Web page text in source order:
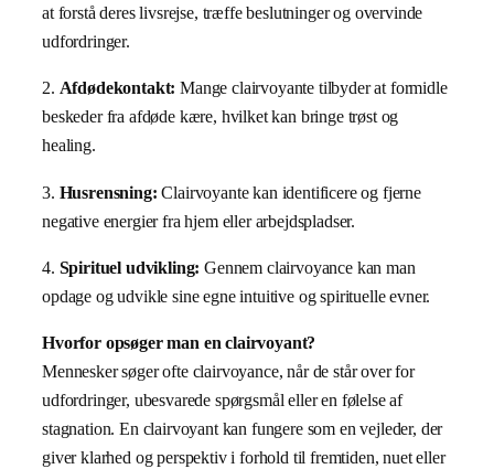
at forstå deres livsrejse, træffe beslutninger og overvinde
udfordringer.
2. Afdødekontakt: Mange clairvoyante tilbyder at formidle
beskeder fra afdøde kære, hvilket kan bringe trøst og
healing.
3. Husrensning: Clairvoyante kan identificere og fjerne
negative energier fra hjem eller arbejdspladser.
4. Spirituel udvikling: Gennem clairvoyance kan man
opdage og udvikle sine egne intuitive og spirituelle evner.
Hvorfor opsøger man en clairvoyant?
Mennesker søger ofte clairvoyance, når de står over for
udfordringer, ubesvarede spørgsmål eller en følelse af
stagnation. En clairvoyant kan fungere som en vejleder, der
giver klarhed og perspektiv i forhold til fremtiden, nuet eller